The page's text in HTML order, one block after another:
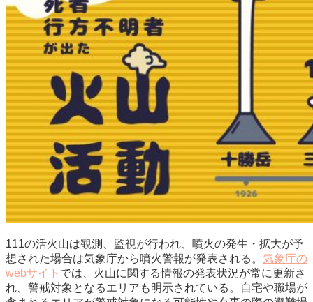
111の活火山は観測、監視が行われ、噴火の発生・拡大が予
想された場合は気象庁から噴火警報が発表される。 気象庁の
webサイト では、火山に関する情報の発表状況が常に更新さ
れ、警戒対象となるエリアも明示されている。自宅や職場が